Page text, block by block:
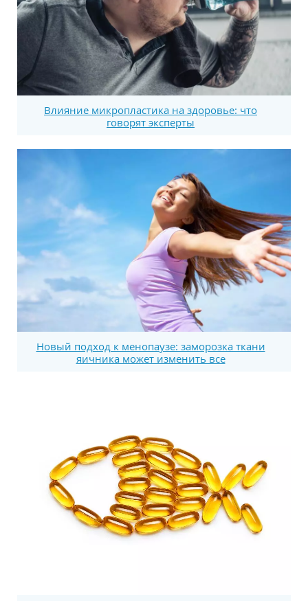
Влияние микропластика на здоровье: что
говорят эксперты
Новый подход к менопаузе: заморозка ткани
яичника может изменить все